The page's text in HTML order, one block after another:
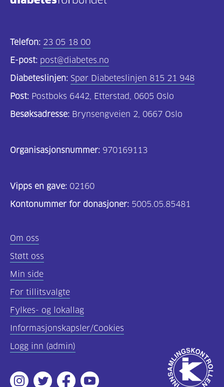
Telefon: 23 05 18 00
E-post: post@diabetes.no
Diabeteslinjen: Spør Diabeteslinjen 815 21 948
Post: Postboks 6442, Etterstad, 0605 Oslo
Besøksadresse: Brynsengveien 2, 0667 Oslo
Organisasjonsnummer: 970169113
Vipps en gave: 02160
Kontonummer for donasjoner: 5005.05.85481
Om oss
Støtt oss
Min side
For tillitsvalgte
Fylkes- og lokallag
Informasjonskapsler/Cookies
Logg inn (admin)
Instagram
TwitterFacebookYoutube
Godkjent
av